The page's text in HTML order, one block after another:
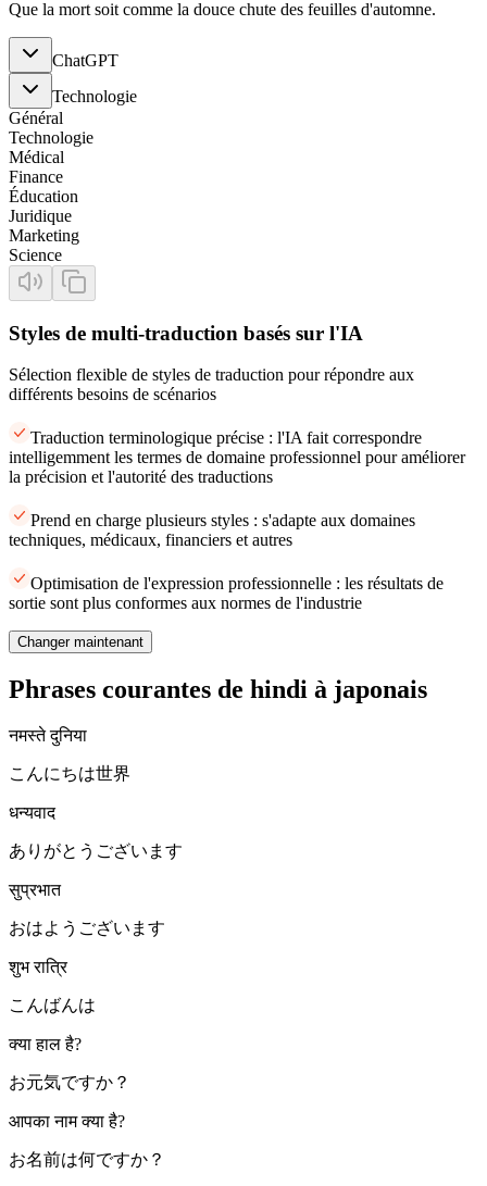
Que la mort soit comme la douce chute des feuilles d'automne.
ChatGPT
Technologie
Général
Technologie
Médical
Finance
Éducation
Juridique
Marketing
Science
Styles de multi-traduction basés sur l'IA
Sélection flexible de styles de traduction pour répondre aux
différents besoins de scénarios
Traduction terminologique précise : l'IA fait correspondre
intelligemment les termes de domaine professionnel pour améliorer
la précision et l'autorité des traductions
Prend en charge plusieurs styles : s'adapte aux domaines
techniques, médicaux, financiers et autres
Optimisation de l'expression professionnelle : les résultats de
sortie sont plus conformes aux normes de l'industrie
Changer maintenant
Phrases courantes de hindi à japonais
नमस्ते दुनिया
こんにちは世界
धन्यवाद
ありがとうございます
सुप्रभात
おはようございます
शुभ रात्रि
こんばんは
क्या हाल है?
お元気ですか？
आपका नाम क्या है?
お名前は何ですか？